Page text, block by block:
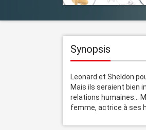
Synopsis
Leonard et Sheldon
Mais ils seraient bien
relations humaines...
femme, actrice à ses